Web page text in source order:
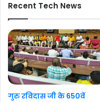
Recent Tech News
गुरु रविदास जी के 650वें